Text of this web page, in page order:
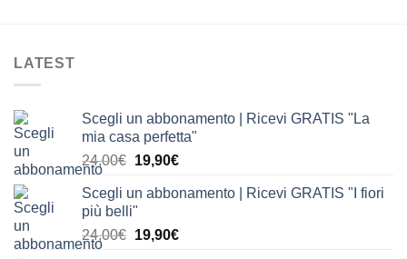
LATEST
Scegli un abbonamento | Ricevi GRATIS "La
mia casa perfetta"
24,00€ Il
originale
24,00€.
19,90€Il
attuale
19,90€.
Scegli un abbonamento | Ricevi GRATIS "I fiori
più belli"
24,00€ Il
19,90€Il